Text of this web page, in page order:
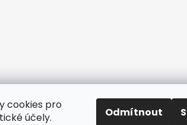
cookies pro
účely.
Odmítnout